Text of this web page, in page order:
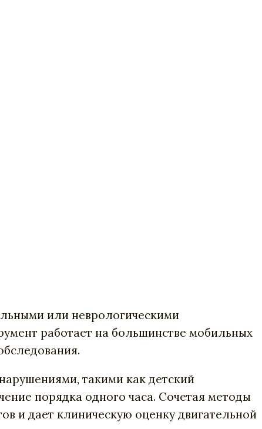
или неврологическими
работает на большинстве мобильных
такими как детский
порядка одного часа. Сочетая методы
и дает клиническую оценку двигательной